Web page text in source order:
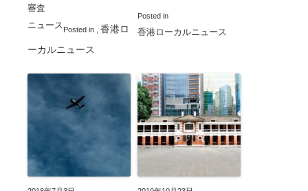
審査
Posted in
ニュース
香港ロ
ーカルニュース
Posted in
香港ローカルニュース